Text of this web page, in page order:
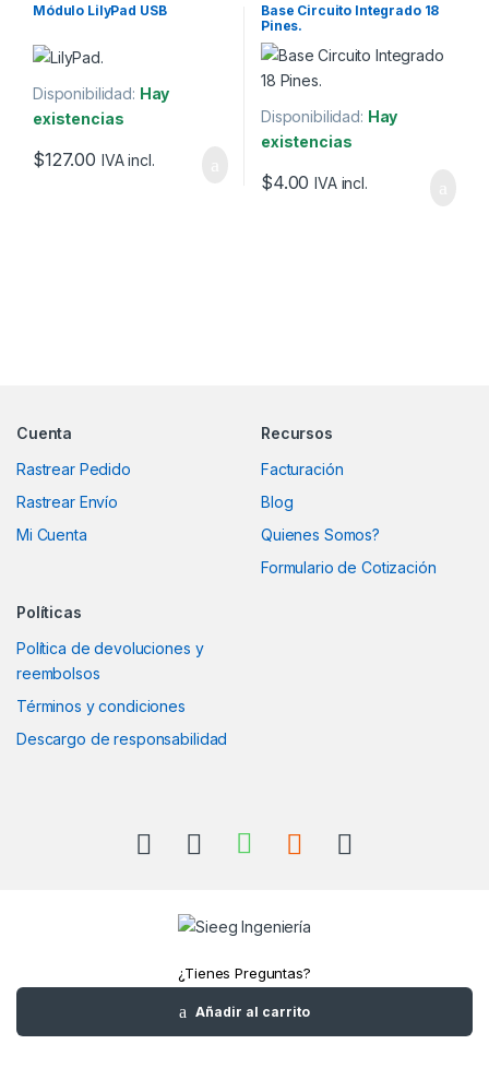
Añadir al carrito
Módulo LilyPad USB
Disponibilidad: Hay
existencias
$127.00 IVA incl.
Base Circuito Integrado 18
Pines.
Disponibilidad: Hay
existencias
$4.00 IVA incl.
Cuenta
Rastrear Pedido
Rastrear Envío
Mi Cuenta
Recursos
Facturación
Blog
Quienes Somos?
Formulario de Cotización
Políticas
Política de devoluciones y
reembolsos
Términos y condiciones
Descargo de responsabilidad
¿Tienes Preguntas?
Llámanos
+52(961)1180157